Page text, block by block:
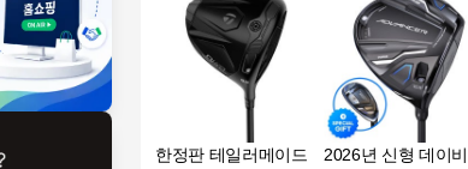
한정판 테일러메이드
2026년 신형 데이